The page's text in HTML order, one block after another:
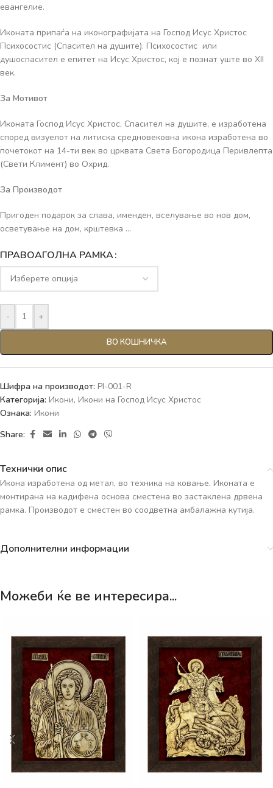
евангелие.
Иконата припаѓа на иконографијата на Господ Исус Христос
Психосостис (Спасител на душите). Психосостис или
душоспасител е епитет на Исус Христос, кој е познат уште во XII
век.
За Мотивот
Иконата Господ Исус Христос, Спасител на душите, е изработена
според визуелот на литиска средновековна икона изработена во
почетокот на 14-ти век во црквата Света Богородица Перивлепта
(Свети Климент) во Охрид.
За Производот
Пригоден подарок за слава, именден, вселување во нов дом,
осветување на дом, крштевка …
ПРАВОАГОЛНА РАМКА
- +
ВО КОШНИЧКА
Шифра на производот: PI-001-R
Категорија: Икони, Икони на Господ Исус Христос
Ознака: Икони
Share:
Технички опис
Икона изработена од метал, во техника на ковање. Иконата е
монтирана на кадифена основа сместена во застаклена дрвена
рамка. Производот е сместен во соодветна амбалажна кутија.
Дополнителни информации
Можеби ќе ве интересира...